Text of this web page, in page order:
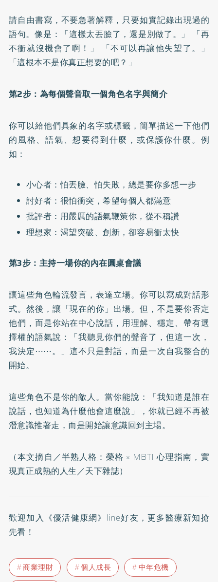
請自由書寫，不要急著解釋，只要如實記錄出現過的
語句。像是：「這樣太丟臉了，還是別做了。」 「再
不衝就沒機會了啊！」 「不可以再讓他失望了。」
「這根本不是你真正想要的吧？」
第2步：為每個聲音取一個角色名字與簡介
你可以給他們具象的名字或標籤，簡單描述一下他們
的風格、語氣、想要得到什麼，或保護你什麼。例
如：
小心者：怕丟臉、怕失敗，總是要你多想一步
討好者：很怕衝突，希望每個人都滿意
批評者：用嚴厲的語氣鞭策你，從不稱讚
理想家：渴望突破、創新，卻容易衝太快
第3步：主持一場你的內在圓桌會議
讓這些角色輪流發言，表達立場。你可以寫成對話形
式。然後，讓「現在的你」出場。但，不是要你否定
他們，而是你站在中心說話，用理解、穩定、帶有選
擇權的語氣說：「我聽見你們的聲音了，但這一次，
我決定⋯⋯。」這不只是對話，而是一次自我整合的
開始。
這些角色不是你的敵人。當你能說：「我知道是誰在
說話，也知道為什麼他會這麼說」，你就已經不再被
潛意識推著走，而是開始讓意識回到主場。
（本文摘自／半熟人格：榮格 × MBTI 心理指南，實
現真正成熟的人生／天下雜誌）
歡迎加入 《優活健康網》line好友 ，更多醫療新知搶
先看！
商業理財 個人成長
中年危機